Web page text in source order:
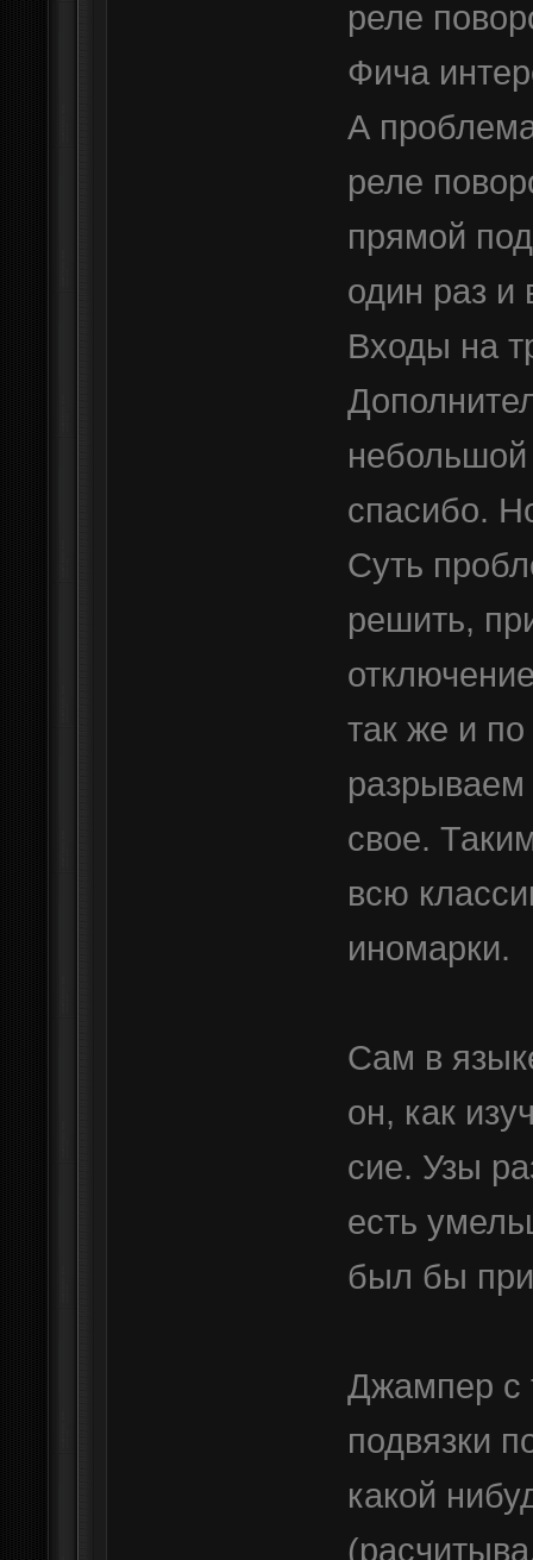
реле
Фича
А
реле
прямой
один раз и
Входы на
небольшой
спасибо.
Суть
решить,
так же и
разрываем
свое.
всю
иномарки.
Сам в
он, как
сие. Узы
есть
был бы
Джампер с
подвязки
какой